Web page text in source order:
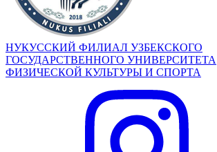
НУКУССКИЙ ФИЛИАЛ УЗБЕКСКОГО
ГОСУДАРСТВЕННОГО УНИВЕРСИТЕТА
ФИЗИЧЕСКОЙ КУЛЬТУРЫ И СПОРТА